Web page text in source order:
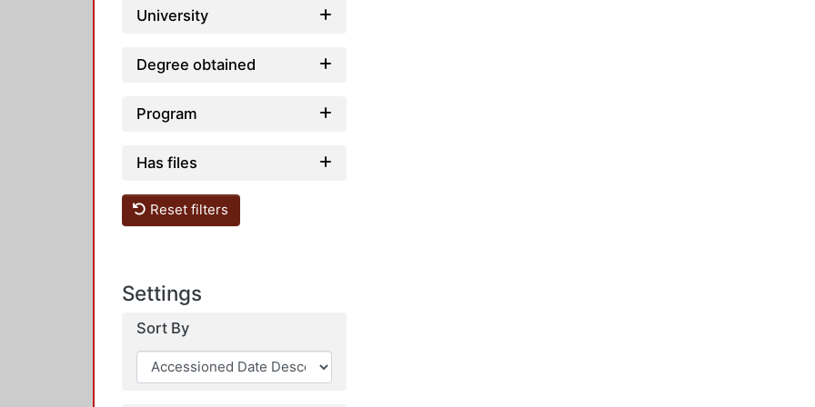
University
Degree obtained
Program
Has files
Reset filters
Settings
Sort By